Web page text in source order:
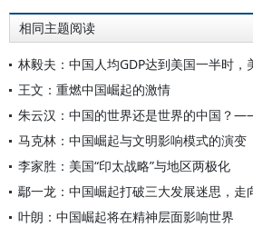
相同主题阅读
林毅夫：中国人均GDP达到美国一半时，
王文：重燃中国崛起的激情
马克林：中国崛起与文明影响模式的演变
李家胜：美国“印太战略”与地区两极化
鄢一龙：中国崛起打破三大发展迷思，走
叶朗：中国崛起将在精神层面影响世界